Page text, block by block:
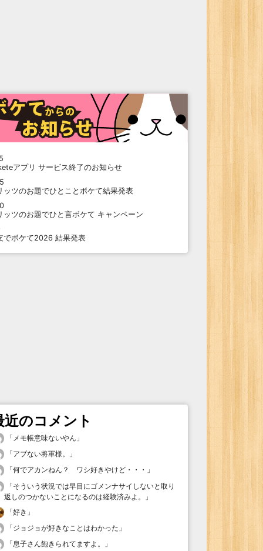
アプリ サービス終了のお知らせ
ッツのお題でひとことボケて結果発表
ッツのお題でひと言ボケて キャンペーン
でボケて2026 結果発表
近のコメント
「 メモ帳意味ないやん 」
「アブない将軍様。
」
「何でアカンねん？ ワシ好きやけど・・・ 」
「そういう状況では早目にゴメンナサイしないと取り
返しのつかないことになるのは経験済みよ。
」
「好き 」
「ジョジョが好きなことはわかった 」
「息子さん飽きられてますよ。
」